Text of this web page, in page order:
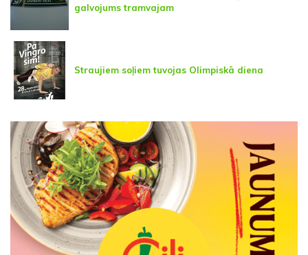
galvojums tramvajam
Straujiem soļiem tuvojas Olimpiskā diena